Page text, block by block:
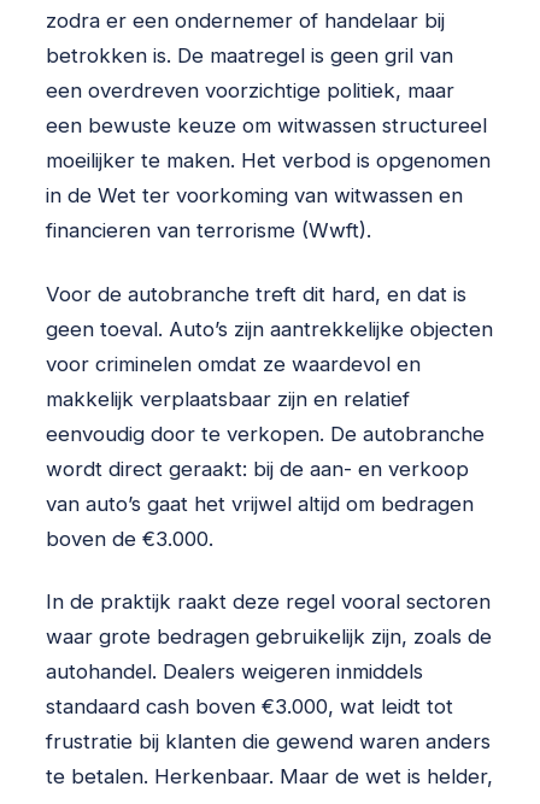
zodra er een ondernemer of handelaar bij
betrokken is. De maatregel is geen gril van
een overdreven voorzichtige politiek, maar
een bewuste keuze om witwassen structureel
moeilijker te maken. Het verbod is opgenomen
in de Wet ter voorkoming van witwassen en
financieren van terrorisme (Wwft).
Voor de autobranche treft dit hard, en dat is
geen toeval. Auto’s zijn aantrekkelijke objecten
voor criminelen omdat ze waardevol en
makkelijk verplaatsbaar zijn en relatief
eenvoudig door te verkopen. De autobranche
wordt direct geraakt: bij de aan- en verkoop
van auto’s gaat het vrijwel altijd om bedragen
boven de €3.000.
In de praktijk raakt deze regel vooral sectoren
waar grote bedragen gebruikelijk zijn, zoals de
autohandel. Dealers weigeren inmiddels
standaard cash boven €3.000, wat leidt tot
frustratie bij klanten die gewend waren anders
te betalen. Herkenbaar. Maar de wet is helder,